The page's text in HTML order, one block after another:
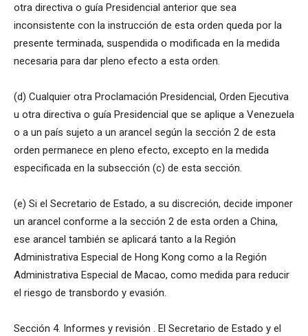
otra directiva o guía Presidencial anterior que sea
inconsistente con la instrucción de esta orden queda por la
presente terminada, suspendida o modificada en la medida
necesaria para dar pleno efecto a esta orden.
(d) Cualquier otra Proclamación Presidencial, Orden Ejecutiva
u otra directiva o guía Presidencial que se aplique a Venezuela
o a un país sujeto a un arancel según la sección 2 de esta
orden permanece en pleno efecto, excepto en la medida
especificada en la subsección (c) de esta sección.
(e) Si el Secretario de Estado, a su discreción, decide imponer
un arancel conforme a la sección 2 de esta orden a China,
ese arancel también se aplicará tanto a la Región
Administrativa Especial de Hong Kong como a la Región
Administrativa Especial de Macao, como medida para reducir
el riesgo de transbordo y evasión.
Sección 4. Informes y revisión . El Secretario de Estado y el